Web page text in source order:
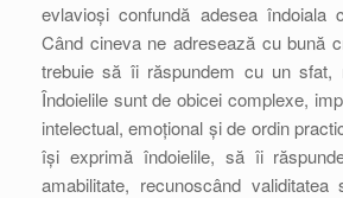
evlavioși confundă adesea îndoiala
Când cineva ne adresează cu bună
trebuie să îi răspundem cu un sfat,
Îndoielile sunt de obicei complexe,
intelectual, emoțional și de ordin
își exprimă îndoielile, să îi
amabilitate, recunoscând